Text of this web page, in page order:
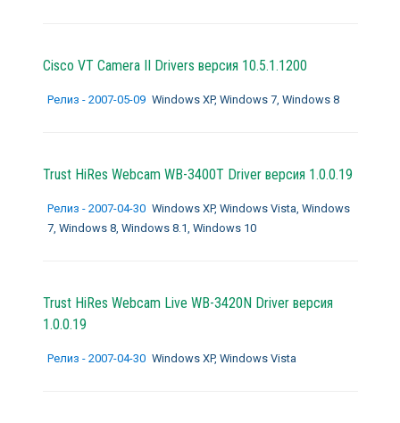
Cisco VT Camera II Drivers версия 10.5.1.1200
Релиз - 2007-05-09 Windows XP, Windows 7, Windows 8
Trust HiRes Webcam WB-3400T Driver версия 1.0.0.19
Релиз - 2007-04-30 Windows XP, Windows Vista, Windows
7, Windows 8, Windows 8.1, Windows 10
Trust HiRes Webcam Live WB-3420N Driver версия
1.0.0.19
Релиз - 2007-04-30 Windows XP, Windows Vista